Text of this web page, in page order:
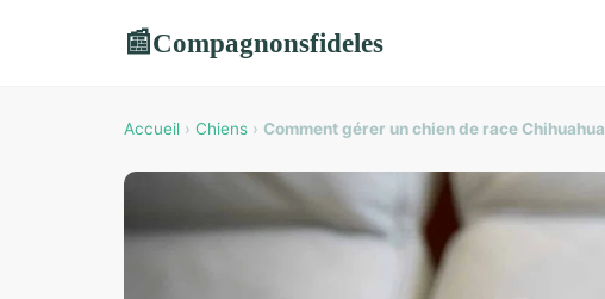
📰Compagnonsfideles
Accueil › Chiens › Comment gérer un chien de race